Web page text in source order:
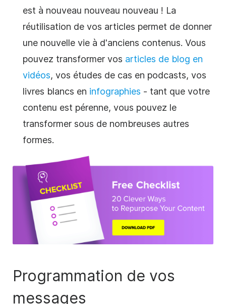
est à nouveau nouveau nouveau ! La
réutilisation de vos articles permet de donner
une nouvelle vie à d'anciens contenus. Vous
pouvez transformer vos articles de blog en
vidéos, vos études de cas en podcasts, vos
livres blancs en infographies - tant que votre
contenu est pérenne, vous pouvez le
transformer sous de nombreuses autres
formes.
Programmation de vos
messages